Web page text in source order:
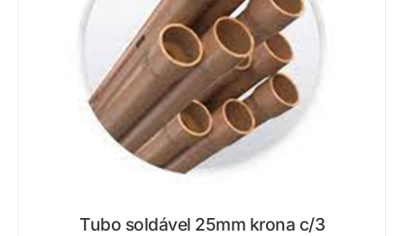
Tubo soldável 25mm krona c/3